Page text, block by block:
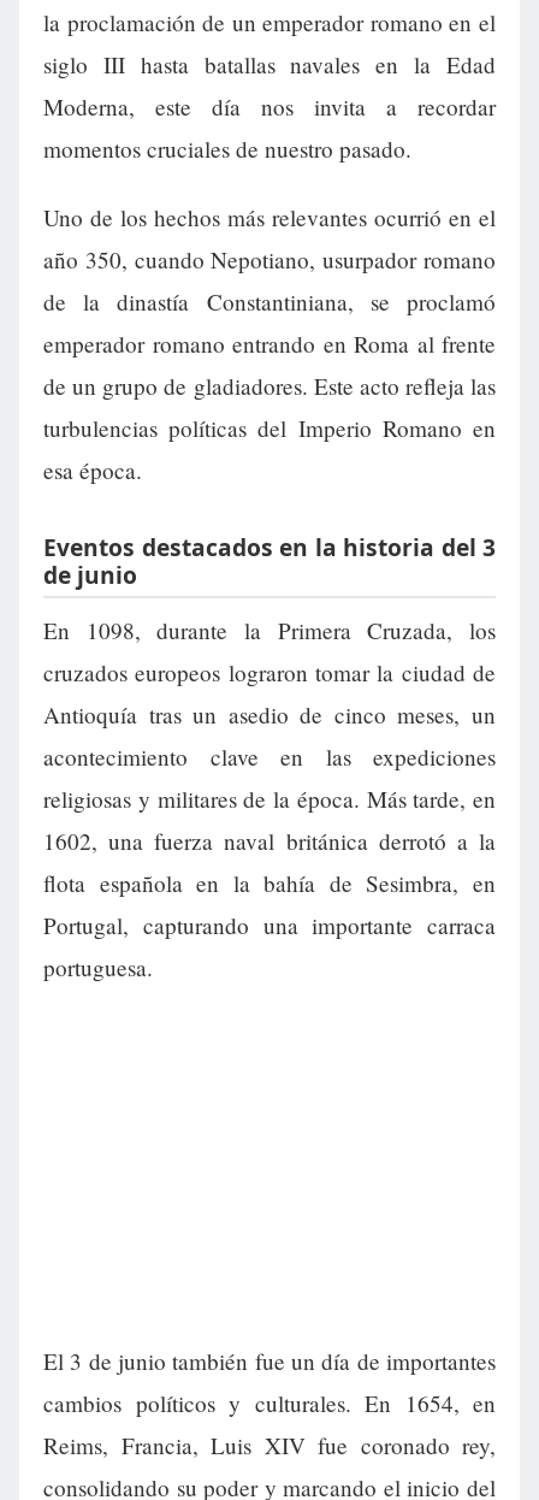
la proclamación de un emperador romano en el
siglo III hasta batallas navales en la Edad
Moderna, este día nos invita a recordar
momentos cruciales de nuestro pasado.
Uno de los hechos más relevantes ocurrió en el
año 350, cuando Nepotiano, usurpador romano
de la dinastía Constantiniana, se proclamó
emperador romano entrando en Roma al frente
de un grupo de gladiadores. Este acto refleja las
turbulencias políticas del Imperio Romano en
esa época.
Eventos destacados en la historia del 3
de junio
En 1098, durante la Primera Cruzada, los
cruzados europeos lograron tomar la ciudad de
Antioquía tras un asedio de cinco meses, un
acontecimiento clave en las expediciones
religiosas y militares de la época. Más tarde, en
1602, una fuerza naval británica derrotó a la
flota española en la bahía de Sesimbra, en
Portugal, capturando una importante carraca
portuguesa.
El 3 de junio también fue un día de importantes
cambios políticos y culturales. En 1654, en
Reims, Francia, Luis XIV fue coronado rey,
consolidando su poder y marcando el inicio del